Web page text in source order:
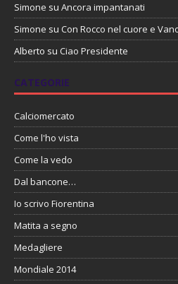
Simone su Ancora impantanati
Simone su Con Rocco nel cuore e
Alberto su Ciao Presidente
CATEGORIE
Calciomercato
Come l'ho vista
Come la vedo
Dal bancone…
Io scrivo Fiorentina
Matita a segno
Medagliere
Mondiale 2014